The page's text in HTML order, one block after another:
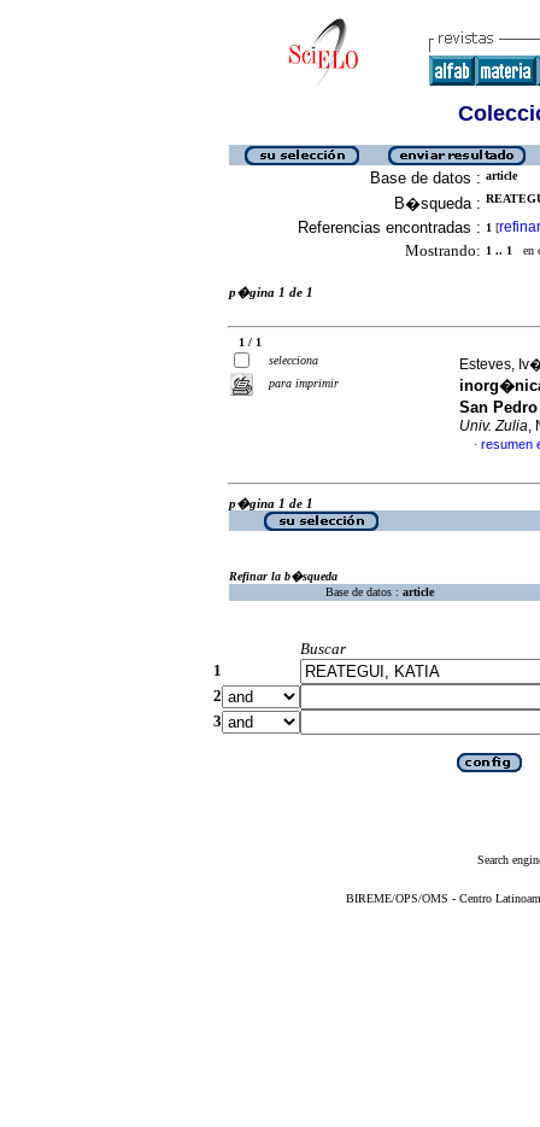
Base de datos : article
B�squeda :
Referencias encontradas : 1 [refinar
Mostrando: 1 .. 1 en
p�gina 1 de 1
1 / 1
selecciona
para imprimir
Esteves,
San
Univ. Zulia,
· resumen
p�gina 1 de 1
Refinar la b�squeda
Base de datos : article
Buscar
1
2
3
Search
BIREME/OPS/OMS - Centro